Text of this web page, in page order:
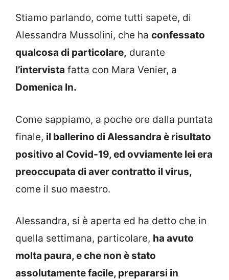
Stiamo parlando, come tutti sapete, di
Alessandra Mussolini, che ha confessato
qualcosa di particolare, durante
l’intervista fatta con Mara Venier, a
Domenica In.
Come sappiamo, a poche ore dalla puntata
finale, il ballerino di Alessandra è risultato
positivo al Covid-19, ed ovviamente lei era
preoccupata di aver contratto il virus,
come il suo maestro.
Alessandra, si è aperta ed ha detto che in
quella settimana, particolare, ha avuto
molta paura, e che non è stato
assolutamente facile, prepararsi in